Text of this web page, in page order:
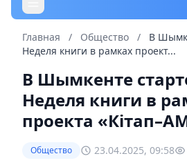
Главная / Общество /
В
Неделя книги в рамках проект...
В Шымкенте
Неделя книги в
проекта
Общество 23.04.2025, 09:58